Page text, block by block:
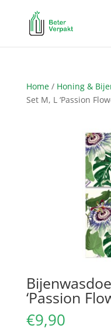
Home/ Honing &
Set M, L ‘Passion
‘Passion
€9,90